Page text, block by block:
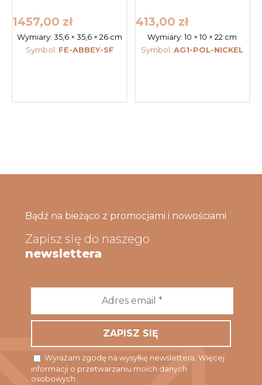
1457,00 zł
Wymiary:35,6 × 35,6 × 26 cm
Symbol: FE-ABBEY-SF
413,00 zł
Wymiary:10 × 10 × 22 cm
Symbol:AG1-POL-NICKEL
Bądź na bieżąco z promocjami i nowościami
Zapisz się do naszego
newslettera
*
Wyrażam zgodę na wysyłkę newslettera. Więcej
informacji o przetwarzaniu moich danych
osobowych